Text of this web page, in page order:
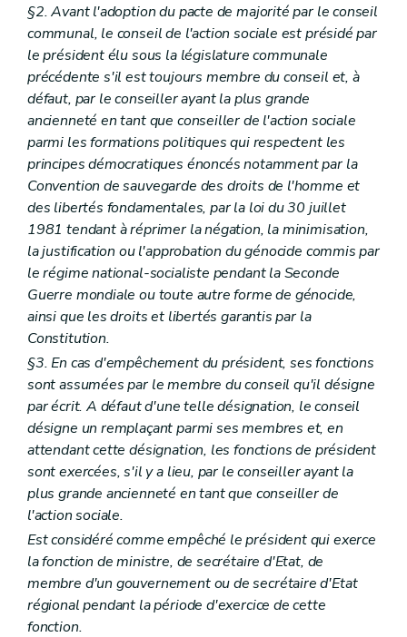
§2. Avant l'adoption du pacte de majorité par le conseil
communal, le conseil de l'action sociale est présidé par
le président élu sous la législature communale
précédente s'il est toujours membre du conseil et, à
défaut, par le conseiller ayant la plus grande
ancienneté en tant que conseiller de l'action sociale
parmi les formations politiques qui respectent les
principes démocratiques énoncés notamment par la
Convention de sauvegarde des droits de l'homme et
des libertés fondamentales, par la loi du 30 juillet
1981 tendant à réprimer la négation, la minimisation,
la justification ou l'approbation du génocide commis par
le régime national-socialiste pendant la Seconde
Guerre mondiale ou toute autre forme de génocide,
ainsi que les droits et libertés garantis par la
Constitution.
§3. En cas d'empêchement du président, ses fonctions
sont assumées par le membre du conseil qu'il désigne
par écrit. A défaut d'une telle désignation, le conseil
désigne un remplaçant parmi ses membres et, en
attendant cette désignation, les fonctions de président
sont exercées, s'il y a lieu, par le conseiller ayant la
plus grande ancienneté en tant que conseiller de
l'action sociale.
Est considéré comme empêché le président qui exerce
la fonction de ministre, de secrétaire d'Etat, de
membre d'un gouvernement ou de secrétaire d'Etat
régional pendant la période d'exercice de cette
fonction.